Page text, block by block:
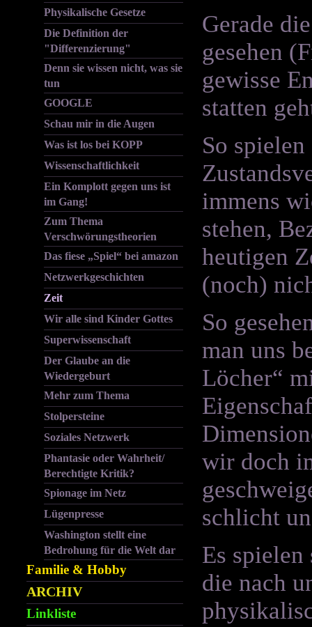
Physikalische Gesetze
Die Definition der
"Differenzierung"
Denn sie wissen nicht, was sie
tun
GOOGLE
Schau mir in die Augen
Was ist los bei KOPP
Wissenschaftlichkeit
Ein Komplott gegen uns ist
im Gang!
Zum Thema
Verschwörungstheorien
Das fiese „Spiel“ bei amazon
Netzwerkgeschichten
Zeit
Wir alle sind Kinder Gottes
Superwissenschaft
Der Glaube an die
Wiedergeburt
Mehr zum Thema
Stolpersteine
Soziales Netzwerk
Phantasie oder Wahrheit/
Berechtigte Kritik?
Spionage im Netz
Lügenpresse
Washington stellt eine
Bedrohung für die Welt dar
Familie & Hobby
ARCHIV
Linkliste
Gerade
gesehen
gewisse
statten
So
immens
stehen,
heutigen
(noch)
So
man uns
Löcher“
wir doch
schlicht
Es
die nach